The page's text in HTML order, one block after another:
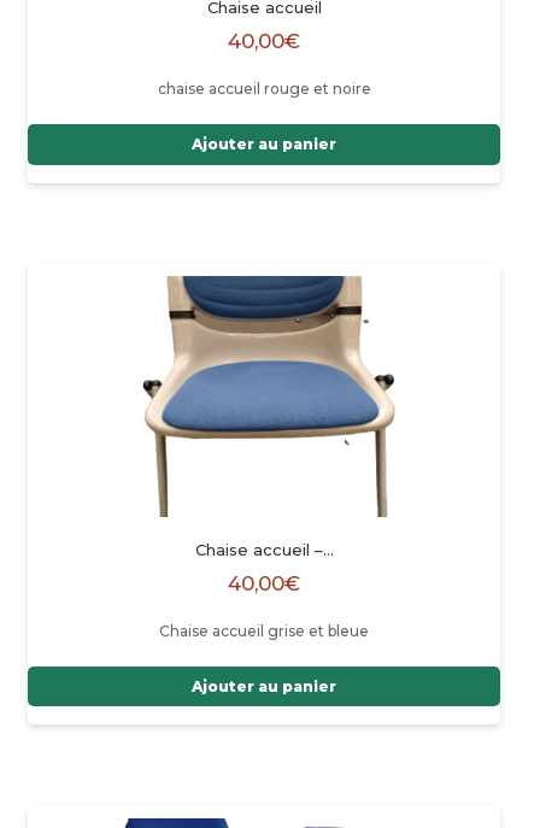
Chaise accueil
40,00€
chaise accueil rouge et noire
Ajouter au panier
Chaise accueil –…
40,00€
Chaise accueil grise et bleue
Ajouter au panier